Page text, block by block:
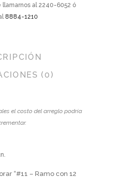
al 2240-6052 ó
8884-1210
(0)
el costo del arreglo podría
“#11 – Ramo con 12